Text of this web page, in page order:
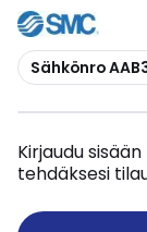
Kopioi
Sähkönro
Kirjaudu
tehdäksesi